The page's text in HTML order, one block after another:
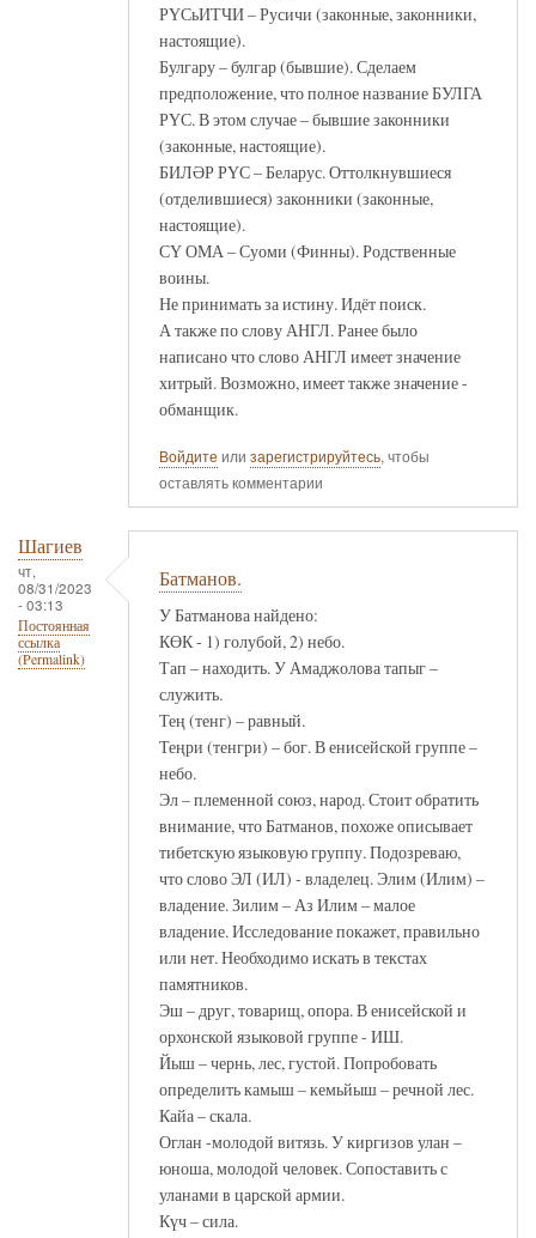
РҮСьИТЧИ – Русичи (законные, законники,
настоящие).
Булгару – булгар (бывшие). Сделаем
предположение, что полное название БУЛГА
РҮС. В этом случае – бывшие законники
(законные, настоящие).
БИЛӘР РҮС – Беларус. Оттолкнувшиеся
(отделившиеся) законники (законные,
настоящие).
СҮ ОМА – Суоми (Финны). Родственные
воины.
Не принимать за истину. Идёт поиск.
А также по слову АНГЛ. Ранее было
написано что слово АНГЛ имеет значение
хитрый. Возможно, имеет также значение -
обманщик.
Войдите или зарегистрируйтесь, чтобы
оставлять комментарии
Шагиев
чт,
08/31/2023
- 03:13
Постоянная
ссылка
(Permalink)
Батманов.
У Батманова найдено:
КӨК - 1) голубой, 2) небо.
Тап – находить. У Амаджолова тапыг –
служить.
Тең (тенг) – равный.
Теңри (тенгри) – бог. В енисейской группе –
небо.
Эл – племенной союз, народ. Стоит обратить
внимание, что Батманов, похоже описывает
тибетскую языковую группу. Подозреваю,
что слово ЭЛ (ИЛ) - владелец. Элим (Илим) –
владение. Зилим – Аз Илим – малое
владение. Исследование покажет, правильно
или нет. Необходимо искать в текстах
памятников.
Эш – друг, товарищ, опора. В енисейской и
орхонской языковой группе - ИШ.
Йыш – чернь, лес, густой. Попробовать
определить камыш – кемьйыш – речной лес.
Кайа – скала.
Оглан -молодой витязь. У киргизов улан –
юноша, молодой человек. Сопоставить с
уланами в царской армии.
Күч – сила.